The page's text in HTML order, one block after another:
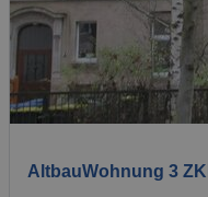
AltbauWohnung 3